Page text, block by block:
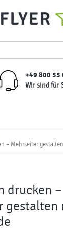
+49 800 55
Wir sind für
– Mehrseiter gestalten
drucken –
gestalten